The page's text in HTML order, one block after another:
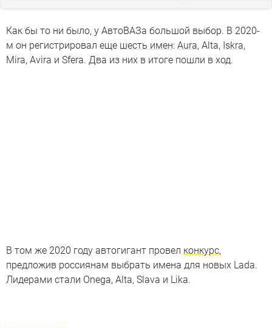
Как бы то ни было, у АвтоВАЗа большой выбор. В 2020-
м он регистрировал еще шесть имен: Aura, Alta, Iskra,
Mira, Avira и Sfera. Два из них в итоге пошли в ход.
В том же 2020 году автогигант провел конкурс,
предложив россиянам выбрать имена для новых Lada.
Лидерами стали Onega, Alta, Slava и Lika.